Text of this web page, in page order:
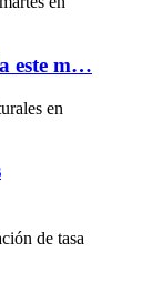
este m…